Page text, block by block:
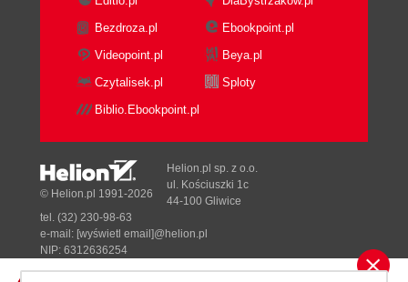
Bezdroza.pl
Ebookpoint.pl
Videopoint.pl
Beya.pl
Czytalisek.pl
Sploty
Biblio.Ebookpoint.pl
© Helion.pl 1991-2026
Helion.pl sp. z o.o.
ul. Kościuszki 1c
44-100 Gliwice
tel. (32) 230-98-63
e-mail: [wyświetl email]@helion.pl
NIP: 6312636254